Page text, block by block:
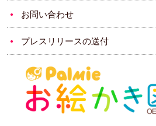
お問い合わせ
プレスリリースの送付